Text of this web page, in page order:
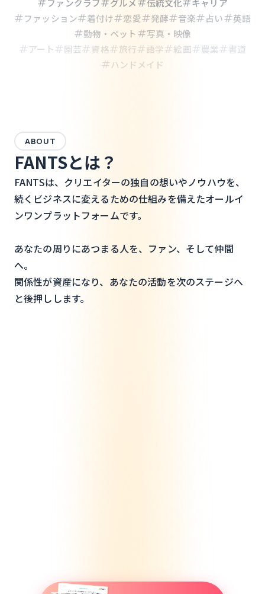
#ファンクラブ#グルメ#伝統文化#キャリア
#ファッション#着付け#恋愛#発酵#音楽#占い#英語
#動物・ペット#写真・映像
#アート#園芸#資格#旅行#語学#絵画#農業#書道
#ハンドメイド
ABOUT
FANTSとは？
FANTSは、クリエイターの独自の想いやノウハウを、
続くビジネスに変えるための仕組みを備えたオールイ
ンワンプラットフォームです。
あなたの周りにあつまる人を、ファン、そして仲間
へ。
関係性が資産になり、あなたの活動を次のステージへ
と後押しします。